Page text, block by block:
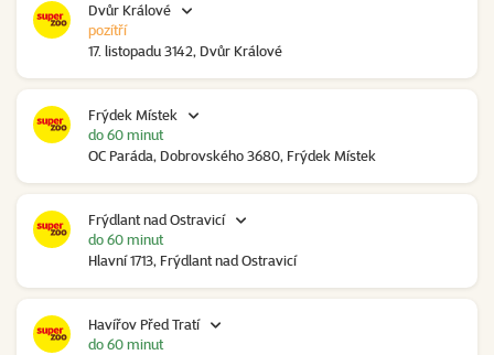
Dvůr Králové
17. listopadu 3142, Dvůr Králové
pozítří
Frýdek Místek
OC Paráda, Dobrovského 3680, Frýdek Místek
do 60 minut
Frýdlant nad Ostravicí
Hlavní 1713, Frýdlant nad Ostravicí
do 60 minut
Havířov Před Tratí
do 60 minut